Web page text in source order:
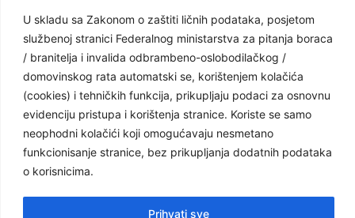
U skladu sa Zakonom o zaštiti ličnih podataka, posjetom
službenoj stranici Federalnog ministarstva za pitanja boraca
/ branitelja i invalida odbrambeno-oslobodilačkog /
domovinskog rata automatski se, korištenjem kolačića
(cookies) i tehničkih funkcija, prikupljaju podaci za osnovnu
evidenciju pristupa i korištenja stranice. Koriste se samo
neophodni kolačići koji omogućavaju nesmetano
funkcionisanje stranice, bez prikupljanja dodatnih podataka
o korisnicima.
Prihvati sve
Facebook Stranica
Youtube Kanal
Linkovi
Vlada Federacije Bosne i Hercegovine
Federalno ministarstvo finansija
Federalno ministarstvo rada i socijalne politike